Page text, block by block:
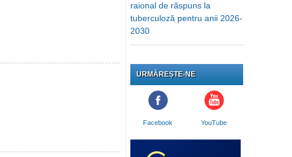
raional de răspuns la
tuberculoză pentru anii 2026-
2030
URMĂREȘTE-NE
Facebook YouTube